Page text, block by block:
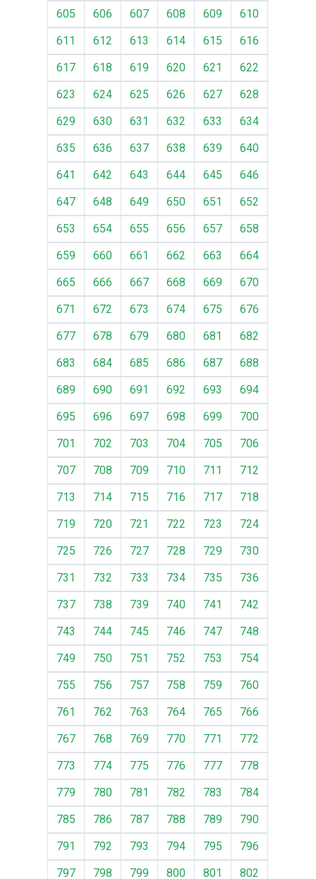
605
606 607 608 609
610
611
612 613 614 615
616
617
618 619 620 621
622
623
624 625 626 627
628
629
630 631 632 633
634
635
636 637 638 639
640
641
642 643 644 645
646
647
648 649 650 651
652
653
654 655 656 657
658
659
660 661 662 663
664
665
666 667 668 669
670
671
672 673 674 675
676
677
678 679 680 681
682
683
684 685 686 687
688
689
690 691 692 693
694
695
696 697 698 699
700
701
702 703 704 705
706
707
708 709 710 711
712
713
714 715 716 717
718
719
720 721 722 723
724
725
726 727 728 729
730
731
732 733 734 735
736
737
738 739 740 741
742
743
744 745 746 747
748
749
750 751 752 753
754
755
756 757 758 759
760
761
762 763 764 765
766
767
768 769 770 771
772
773
774 775 776 777
778
779
780 781 782 783
784
785
786 787 788 789
790
791
792 793 794 795
796
797
798 799 800 801 802